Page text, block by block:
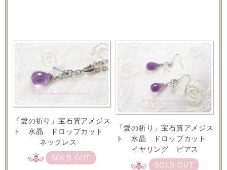
「愛の祈り」宝石質アメジス
ト 水晶 ドロップカット
ネックレス
SOLD OUT
「愛の祈り」宝石質アメジス
ト 水晶 ドロップカット
イヤリング ピアス
SOLD OUT